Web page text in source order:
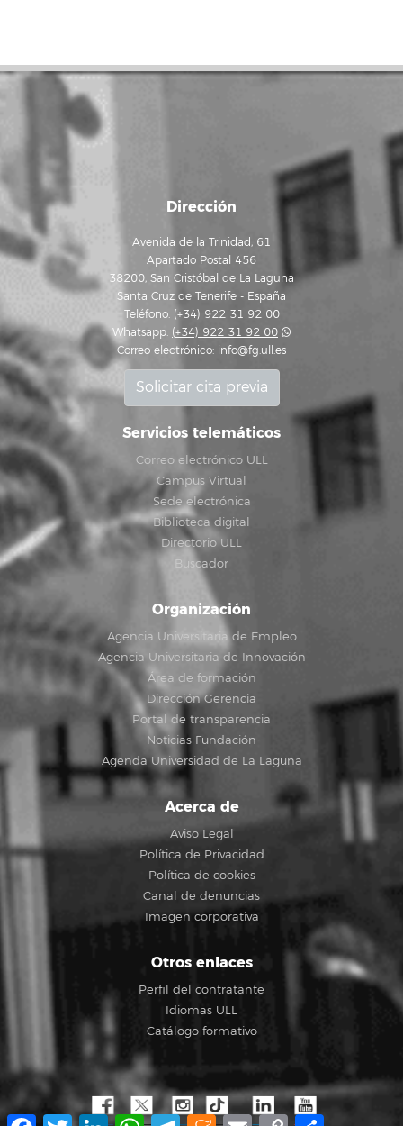
Dirección
Avenida de la Trinidad, 61
Apartado Postal 456
38200, San Cristóbal de La Laguna
Santa Cruz de Tenerife - España
Teléfono: (+34) 922 31 92 00
Whatsapp: (+34) 922 31 92 00
Correo electrónico: info@fg.ull.es
Solicitar cita previa
Servicios telemáticos
Correo electrónico ULL
Campus Virtual
Sede electrónica
Biblioteca digital
Directorio ULL
Buscador
Organización
Agencia Universitaria de Empleo
Agencia Universitaria de Innovación
Área de formación
Dirección Gerencia
Portal de transparencia
Noticias Fundación
Agenda Universidad de La Laguna
Acerca de
Aviso Legal
Política de Privacidad
Política de cookies
Canal de denuncias
Imagen corporativa
Otros enlaces
Perfil del contratante
Idiomas ULL
Catálogo formativo
Facebook
TwitterLinkedInWhatsApp
TelegramMeneame
Email Copy